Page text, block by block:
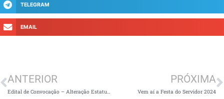
TELEGRAM
EMAIL
ANTERIOR PRÓXIMA
Vem aí a Festa do Servidor 2024